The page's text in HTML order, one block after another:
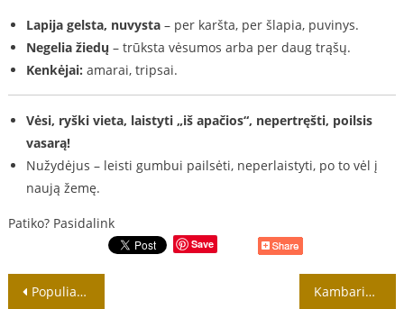
Lapija gelsta, nuvysta– per karšta, per šlapia, puvinys.
Negelia žiedų – trūksta vėsumos arba per daug trąšų.
Kenkėjai: amarai, tripsai.
Vėsi, ryški vieta, laistyti „iš apačios“, nepertręšti, poilsis
vasarą!
Nužydėjus – leisti gumbui pailsėti, neperlaistyti, po to vėl į
naują žemę.
Patiko? Pasidalink
Save
Navigacija
Populiariausios kambarinės žydinčios gėlės Kambarinės jukos (Yucca) kaina